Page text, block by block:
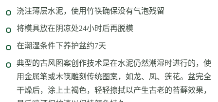
浇注薄层水泥，使用竹筷确保没有气泡残留
将模具放在阴凉处24小时后再脱模
在潮湿条件下养护盆约7天
典型的古风图案创作技术是在水泥仍然潮湿时进行的，使
用金属笔或木筷雕刻传统图案，如龙、凤、莲花。盆完全
干燥后，涂上土褐色，轻轻擦拭以产生古老的苔藓效果，